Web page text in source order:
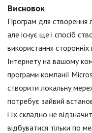
Висновок
Програм для створення
але існує ще і спосіб
використання
Інтернету на вашому
програми компанії
створити локальну
потребує зайвий
і їх складно не
відбуватися тільки по